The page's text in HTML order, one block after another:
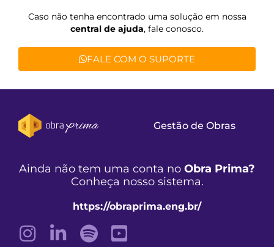
Caso não tenha encontrado uma solução em nossa
central de ajuda, fale conosco.
FALE COM O SUPORTE
Gestão de Obras
Ainda não tem uma conta no Obra Prima?
Conheça nosso sistema.
https://obraprima.eng.br/